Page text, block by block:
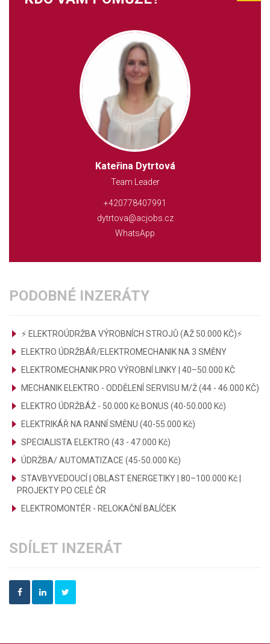
Kateřina Dytrtová
Team Leader
+420778407991
dytrtova@acjobs.cz
WhatsApp
PODOBNÉ INZERÁTY
⚡ ELEKTROÚDRŽBA VÝROBNÍCH STROJŮ (AŽ 50.000 KČ)⚡
ELEKTRO ÚDRŽBÁŘ/ELEKTROMECHANIK NA 3 SMĚNY
ELEKTROMECHANIK PRO VÝROBNÍ LINKY | 40–50.000 KČ
MECHANIK ELEKTRO - ODDĚLENÍ SERVISU M/Ž (44 - 46.000 KČ)
ELEKTRO ÚDRŽBÁŽ - 50.000 Kč BONUS (40-50.000 Kč)
ELEKTRIKÁŘ NA RANNÍ SMĚNU (40-55.000 Kč)
SPECIALISTA ELEKTRO (43 - 47.000 Kč)
ÚDRŽBA/ AUTOMATIZACE (45-50.000 Kč)
STAVBYVEDOUCÍ | OBLAST ENERGETIKY | 80–100.000 Kč |
PROJEKTY PO CELÉ ČR
ELEKTROMONTÉR - RELOKAČNÍ BALÍČEK
SDÍLET INZERÁT